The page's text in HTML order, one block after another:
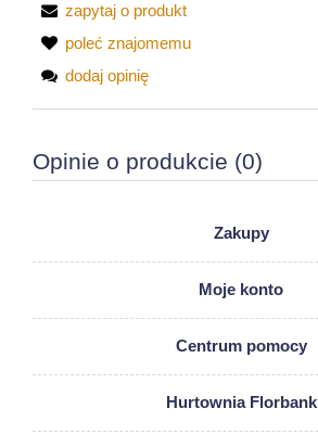
zapytaj o produkt
poleć znajomemu
dodaj opinię
Opinie o produkcie (0)
Zakupy
Moje konto
Centrum pomocy
Hurtownia Florbank